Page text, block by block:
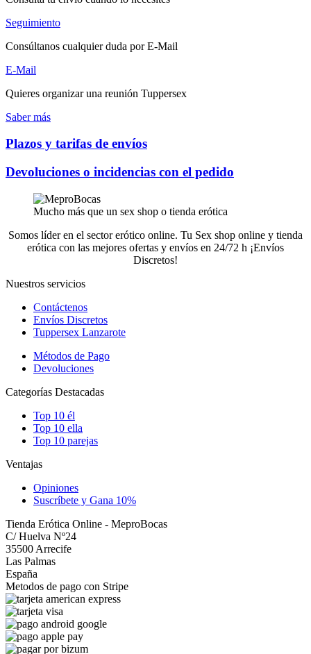
Seguimiento
Consúltanos cualquier duda por E-Mail
E-Mail
Quieres organizar una reunión Tuppersex
Saber más
Plazos y tarifas de envíos
Devoluciones o incidencias con el pedido
Mucho más que un sex shop o tienda erótica
Somos líder en el sector erótico online. Tu Sex shop online y tienda
erótica con las mejores ofertas y envíos en 24/72 h ¡Envíos
Discretos!
Nuestros servicios
Contáctenos
Envíos Discretos
Tuppersex Lanzarote
Métodos de Pago
Devoluciones
Categorías Destacadas
Top 10 él
Top 10 ella
Top 10 parejas
Ventajas
Opiniones
Suscríbete y Gana 10%
Tienda Erótica Online - MeproBocas
C/ Huelva Nº24
35500 Arrecife
Las Palmas
España
Metodos de pago con Stripe